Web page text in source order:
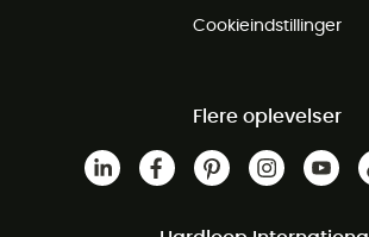
Cookieindstillinger
Flere oplevelser